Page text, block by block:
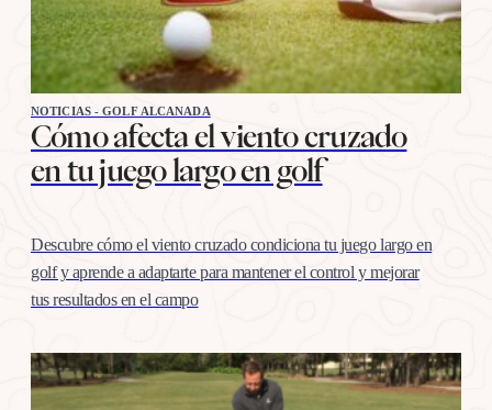
NOTICIAS - GOLF ALCANADA
Cómo afecta el viento cruzado
en tu juego largo en golf
Descubre cómo el viento cruzado condiciona tu juego largo en
golf y aprende a adaptarte para mantener el control y mejorar
tus resultados en el campo